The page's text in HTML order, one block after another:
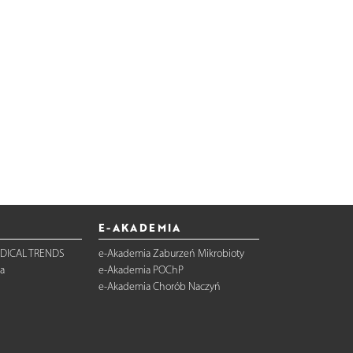
TRENDS
E-AKADEMIA
e-Akademia Zaburzeń Mikrobioty
e-Akademia POChP
e-Akademia Chorób Naczyń